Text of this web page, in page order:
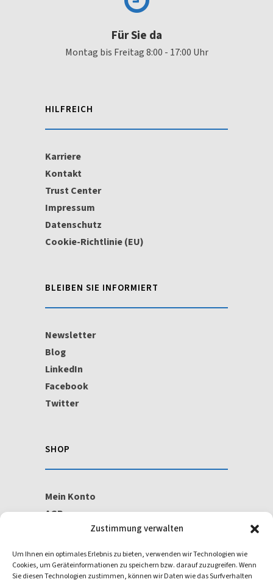
Zustimmung verwalten
Um Ihnen ein optimales Erlebnis zu bieten, verwenden wir Technologien wie
Cookies, um Geräteinformationen zu speichern bzw. darauf zuzugreifen. Wenn
Sie diesen Technologien zustimmen, können wir Daten wie das Surfverhalten
Für Sie da
Montag bis Freitag 8:00 - 17:00 Uhr
HILFREICH
Karriere
Kontakt
Trust Center
Impressum
Datenschutz
Cookie-Richtlinie (EU)
BLEIBEN SIE INFORMIERT
Newsletter
Blog
LinkedIn
Facebook
Twitter
SHOP
Mein Konto
AGB
Widerrufsbelehrung
ISO/IEC 27001